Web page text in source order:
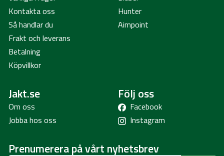
Kontakta oss
Så handlar du
Frakt och leverans
Betalning
Köpvillkor
Hunter
Aimpoint
Jakt.se
Om oss
Jobba hos oss
Följ oss
Facebook
Instagram
Prenumerera på vårt nyhetsbrev